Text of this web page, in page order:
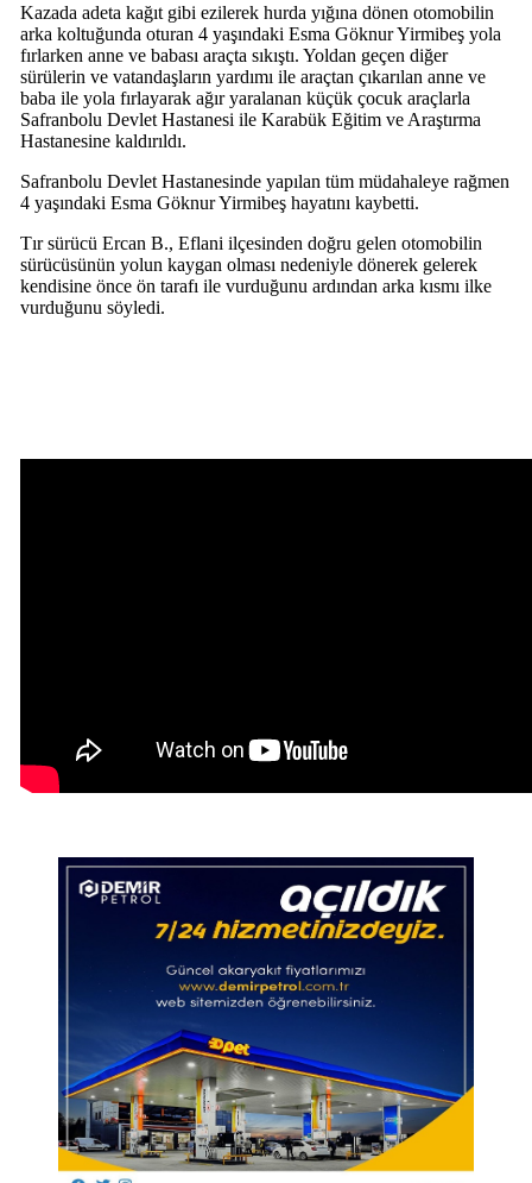
Kazada adeta kağıt gibi ezilerek hurda yığına dönen otomobilin
arka koltuğunda oturan 4 yaşındaki Esma Göknur Yirmibeş yola
fırlarken anne ve babası araçta sıkıştı. Yoldan geçen diğer
sürülerin ve vatandaşların yardımı ile araçtan çıkarılan anne ve
baba ile yola fırlayarak ağır yaralanan küçük çocuk araçlarla
Safranbolu Devlet Hastanesi ile Karabük Eğitim ve Araştırma
Hastanesine kaldırıldı.
Safranbolu Devlet Hastanesinde yapılan tüm müdahaleye rağmen
4 yaşındaki Esma Göknur Yirmibeş hayatını kaybetti.
Tır sürücü Ercan B., Eflani ilçesinden doğru gelen otomobilin
sürücüsünün yolun kaygan olması nedeniyle dönerek gelerek
kendisine önce ön tarafı ile vurduğunu ardından arka kısmı ilke
vurduğunu söyledi.